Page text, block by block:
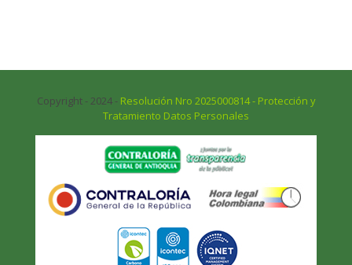
Copyright - 2024 - Resolución Nro 2025000814 - Protección y
Tratamiento Datos Personales